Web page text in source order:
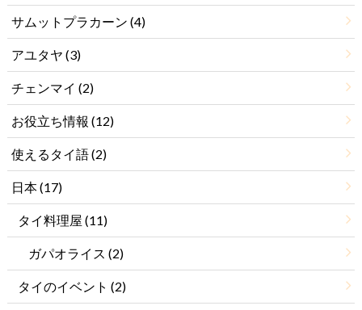
サムットプラカーン (4)
アユタヤ (3)
チェンマイ (2)
お役立ち情報 (12)
使えるタイ語(2)
日本(17)
タイ料理屋 (11)
ガパオライス (2)
タイのイベント (2)